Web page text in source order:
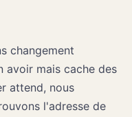
changement
avoir mais cache des
attend, nous
l'adresse de